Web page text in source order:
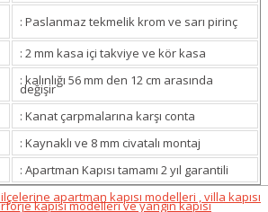
: Paslanmaz tekmelik krom ve sarı pirinç
: 2 mm kasa içi takviye ve kör kasa
: kalınlığı 56 mm den 12 cm arasında
değişir
: Kanat çarpmalarına karşı conta
: Kaynaklı ve 8 mm civatalı montaj
: Apartman Kapısı tamamı 2 yıl garantili